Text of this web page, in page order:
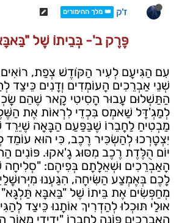
ז'ק 👑 מלך ההימורים
פֶּרֶק ב'- בְּבֵיתוֹ שֶׁל
עִם הַגִּיעָם לְעִיר הַקֹּודֶשׁ צְפַת, רוֹאִים
שְׁנֵי אַבְרֵכִים הָעוֹמְדִים וְדָנִים כֵּיצַד
הַתַּשְׁלוּם עֲבוּר הָסִיטִי קָאר שֶׁהֵם
לְמַגְ'דָּל שַׁאמְס בִּכְדֵי לִרְאוֹת אֶת
מַבְטִיחַ לַחֲבֵרוֹ שֶׁבַּפַּעַם הַבָּאָה שֶׁיֵּרֵד
יִצְטָרְכוּ לְהַשְׂכִּיר רֶכֶב, כִּי הוּא
יוֹם הֻלֶּדֶת רֶכֶב מִסּוּג גָ'אקוּ. פּוֹנִים
הָאַבְרֵכִים וּשְׁאֵלָתָם בְּפִיהֶם: "סְלִיחָה
לָכֶם בְּאֶמְצַע הַשִּׂיחָה, הִגַּעְנוּ
מְחַפְּשִׂים אֶת בֵּיתוֹ שֶׁל "בַּאבָּא
אוּלַי תּוּכְלוּ לְהַדְרִיךְ אוֹתָנוּ כֵּיצַד
הָאַבְרֵכִים פּוֹנֶה לַחֲבֵרוֹ "יְדִידִי מְאוֹר